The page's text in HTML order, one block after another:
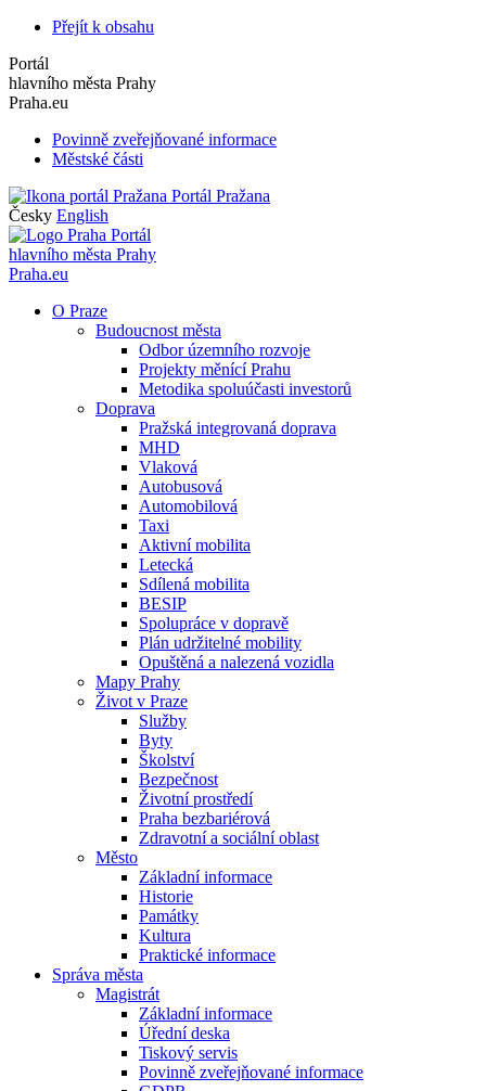
Přejít k obsahu
Portál
hlavního města Prahy
Praha.eu
Povinně zveřejňované informace
Městské části
Portál Pražana
Česky English
Portál
hlavního města Prahy
Praha.eu
O Praze
Budoucnost města
Odbor územního rozvoje
Projekty měnící Prahu
Metodika spoluúčasti investorů
Doprava
Pražská integrovaná doprava
MHD
Vlaková
Autobusová
Automobilová
Taxi
Aktivní mobilita
Letecká
Sdílená mobilita
BESIP
Spolupráce v dopravě
Plán udržitelné mobility
Opuštěná a nalezená vozidla
Mapy Prahy
Život v Praze
Služby
Byty
Školství
Bezpečnost
Životní prostředí
Praha bezbariérová
Zdravotní a sociální oblast
Město
Základní informace
Historie
Památky
Kultura
Praktické informace
Správa města
Magistrát
Základní informace
Úřední deska
Tiskový servis
Povinně zveřejňované informace